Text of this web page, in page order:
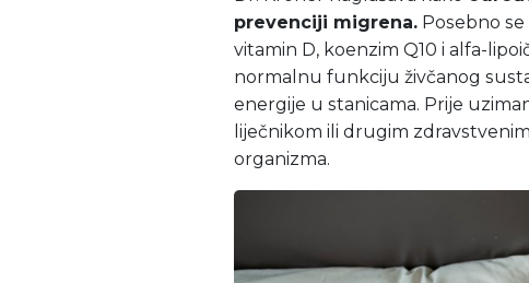
prevenciji migrena. Posebno
vitamin D, koenzim Q10 i alfa-
normalnu funkciju živčanog
energije u stanicama. Prije
liječnikom ili drugim
organizma.